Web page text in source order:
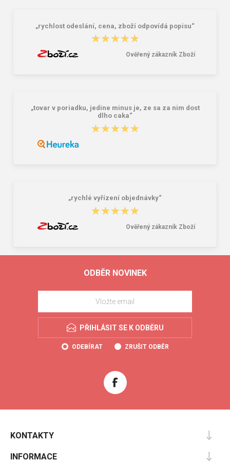
„rychlost odeslání, cena, zboží odpovídá popisu“
★★★★★
★★★★★
Ověřený zákazník Zboží
„tovar v poriadku, jedine minus je, ze sa za nim dost
dlho caka“
★★★★★
★★★★★
„rychlé vyřízení objednávky“
★★★★★
★★★★★
Ověřený zákazník Zboží
ODBĚR NOVINEK
PŘIHLÁSIT SE K ODBĚRU
ODEBÍRAT ZRUŠIT ODBĚR
KONTAKTY
INFORMACE